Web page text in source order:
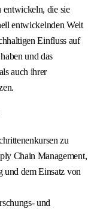
entwickeln, die sie
entwickelnden Welt
Einfluss auf
und das
auch ihrer
zu
Chain Management,
und dem Einsatz von
und